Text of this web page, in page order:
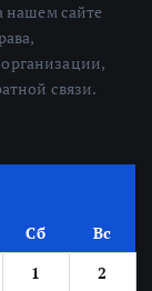
нашем сайте
связи.
Сб
Вс
1
2